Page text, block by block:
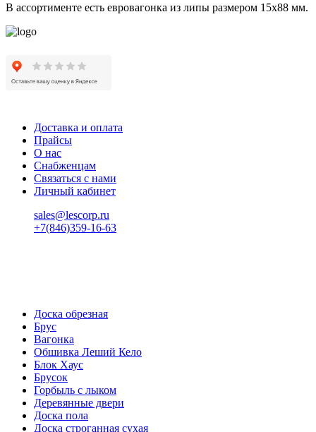
В ассортименте есть евровагонка из липы размером 15х88 мм.
Доставка и оплата
Прайсы
О нас
Снабженцам
Связаться с нами
Личный кабинет
sales@lescorp.ru
+7(846)359-16-63
Доска обрезная
Брус
Вагонка
Обшивка Леший Кело
Блок Хаус
Брусок
Горбыль с лыком
Деревянные двери
Доска пола
Доска строганная сухая